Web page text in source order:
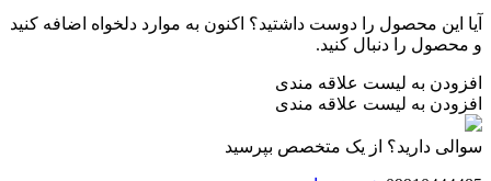
آیا این محصول را دوست داشتید؟ اکنون به موارد دلخواه اضافه کنید
و محصول را دنبال کنید.
افزودن به لیست علاقه مندی
افزودن به لیست علاقه مندی
سوالی دارید؟ از یک متخصص بپرسید